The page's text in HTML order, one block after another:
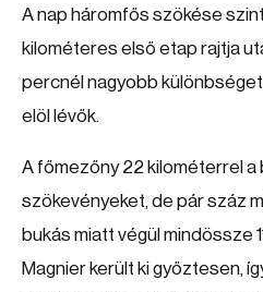
A nap háromfős szökése
kilométeres első etap rajtja
percnél nagyobb
elöl lévők.
A főmezőny 22 kilométerrel
szökevényeket, de pár száz
bukás miatt végül mindössze
Magnier került ki győztesen,